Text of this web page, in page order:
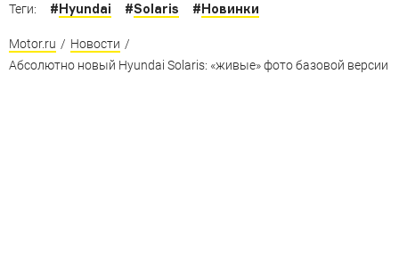
Теги: #Hyundai #Solaris #Новинки
Motor.ru / Новости /
Абсолютно новый Hyundai Solaris: «живые» фото базовой версии